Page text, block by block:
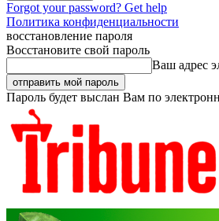
Forgot your password? Get help
Политика конфиденциальности
восстановление пароля
Восстановите свой пароль
Ваш адрес
Пароль будет выслан Вам по